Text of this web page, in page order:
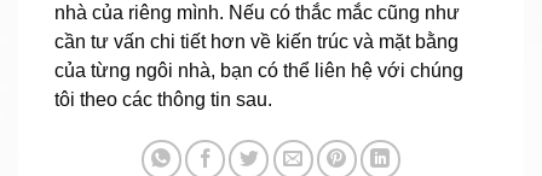
nhà của riêng mình. Nếu có thắc mắc cũng như
cần tư vấn chi tiết hơn về kiến trúc và mặt bằng
của từng ngôi nhà, bạn có thể liên hệ với chúng
tôi theo các thông tin sau.